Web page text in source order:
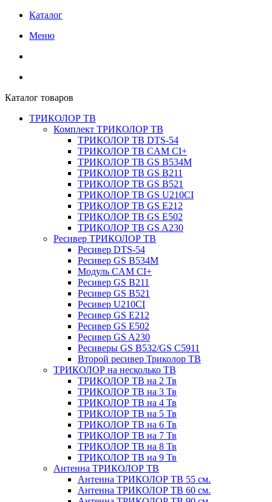
Каталог
Меню
Каталог товаров
ТРИКОЛОР ТВ
Комплект ТРИКОЛОР ТВ
ТРИКОЛОР ТВ DTS-54
ТРИКОЛОР ТВ CAM CI+
ТРИКОЛОР ТВ GS B534M
ТРИКОЛОР ТВ GS B211
ТРИКОЛОР ТВ GS B521
ТРИКОЛОР ТВ GS U210CI
ТРИКОЛОР ТВ GS E212
ТРИКОЛОР ТВ GS E502
ТРИКОЛОР ТВ GS A230
Ресивер ТРИКОЛОР ТВ
Ресивер DTS-54
Ресивер GS B534M
Модуль CAM CI+
Ресивер GS B211
Ресивер GS B521
Ресивер U210CI
Ресивер GS E212
Ресивер GS E502
Ресивер GS A230
Ресиверы GS B532/GS C5911
Второй ресивер Триколор ТВ
ТРИКОЛОР на несколько ТВ
ТРИКОЛОР ТВ на 2 Тв
ТРИКОЛОР ТВ на 3 Тв
ТРИКОЛОР ТВ на 4 Тв
ТРИКОЛОР ТВ на 5 Тв
ТРИКОЛОР ТВ на 6 Тв
ТРИКОЛОР ТВ на 7 Тв
ТРИКОЛОР ТВ на 8 Тв
ТРИКОЛОР ТВ на 9 Тв
Антенна ТРИКОЛОР ТВ
Антенна ТРИКОЛОР ТВ 55 см.
Антенна ТРИКОЛОР ТВ 60 см.